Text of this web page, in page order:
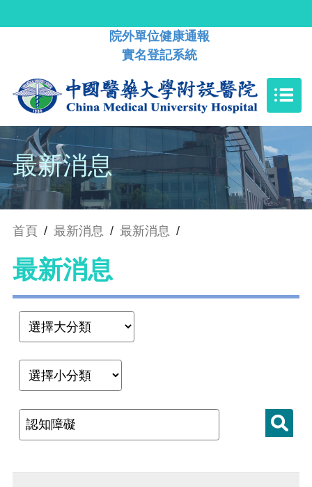
院外單位健康通報
實名登記系統
最新消息
首頁 / 最新消息 / 最新消息 /
最新消息